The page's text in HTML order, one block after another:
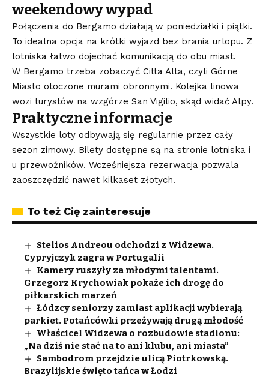
weekendowy wypad
Połączenia do Bergamo działają w poniedziałki i piątki.
To idealna opcja na krótki wyjazd bez brania urlopu. Z
lotniska łatwo dojechać komunikacją do obu miast.
W Bergamo trzeba zobaczyć Citta Alta, czyli Górne
Miasto otoczone murami obronnymi. Kolejka linowa
wozi turystów na wzgórze San Vigilio, skąd widać Alpy.
Praktyczne informacje
Wszystkie loty odbywają się regularnie przez cały
sezon zimowy. Bilety dostępne są na stronie lotniska i
u przewoźników. Wcześniejsza rezerwacja pozwala
zaoszczędzić nawet kilkaset złotych.
To też Cię zainteresuje
Stelios Andreou odchodzi z Widzewa.
Cypryjczyk zagra w Portugalii
Kamery ruszyły za młodymi talentami.
Grzegorz Krychowiak pokaże ich drogę do
piłkarskich marzeń
Łódzcy seniorzy zamiast aplikacji wybierają
parkiet. Potańcówki przeżywają drugą młodość
Właścicel Widzewa o rozbudowie stadionu:
„Na dziś nie stać na to ani klubu, ani miasta”
Sambodrom przejdzie ulicą Piotrkowską.
Brazylijskie święto tańca w Łodzi